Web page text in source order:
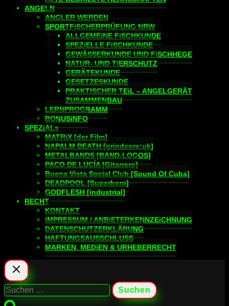
ANGELN
ANGLER WERDEN
SPORTFiSCHERPRÜFUNG NRW
ALLGEMEiNE FiSCHKUNDE
SPEZiELLE FiSCHKUNDE
GEWÄSSERKUNDE UND FiSCHHEGE
NATUR- UND TiERSCHUTZ
GERÄTEKUNDE
GESETZESKUNDE
PRAKTISCHER TEiL – ANGELGERÄT
ZUSAMMENBAU
LERNPROGRAMM
BONUSiNFO
SPEZiALs
MATRiX [der Film]
NAPALM DEATH [grindcore:uk]
METALBANDS [BAND-LOGOS]
PACO DE LUCÍA [Gitarrero]
Buena Vista Social Club [Sound Of Cuba]
DEADPOOL [Superhero]
GODFLESH [industrial]
RECHT
KONTAKT
iMPRESSUM / ANBiETERKENNZEiCHNUNG
DATENSCHUTZERKLÄRUNG
HAFTUNGSAUSSCHLUSS
MARKEN, MEDiEN & URHEBERRECHT
Suchen
nach: